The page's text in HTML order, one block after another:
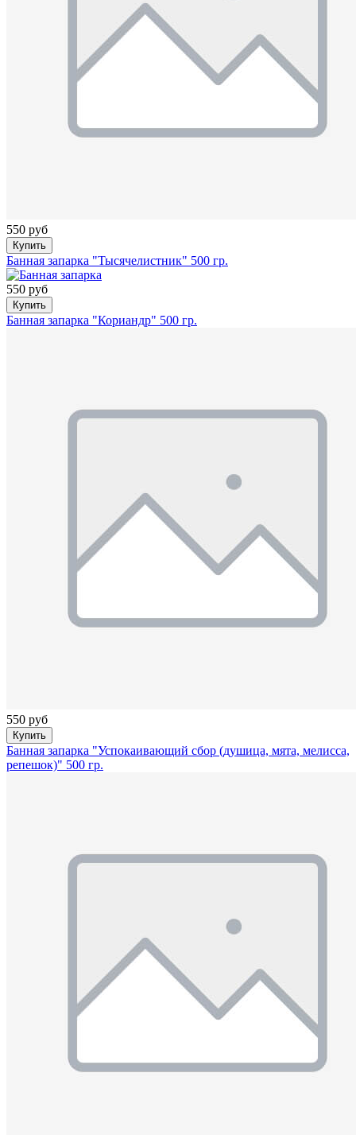
550 руб
Купить
Банная запарка "Тысячелистник" 500 гр.
550 руб
Купить
Банная запарка "Кориандр" 500 гр.
550 руб
Купить
Банная запарка "Успокаивающий сбор (душица, мята, мелисса,
репешок)" 500 гр.